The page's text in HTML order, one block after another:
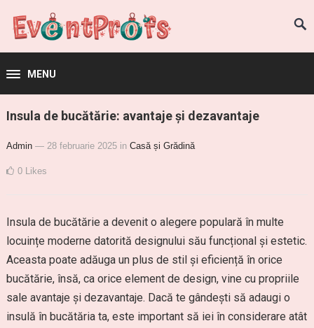
MENU
Insula de bucătărie: avantaje și dezavantaje
Admin — 28 februarie 2025 in Casă și Grădină
0 Likes
Insula de bucătărie a devenit o alegere populară în multe
locuințe moderne datorită designului său funcțional și estetic.
Aceasta poate adăuga un plus de stil și eficiență în orice
bucătărie, însă, ca orice element de design, vine cu propriile
sale avantaje și dezavantaje. Dacă te gândești să adaugi o
insulă în bucătăria ta, este important să iei în considerare atât